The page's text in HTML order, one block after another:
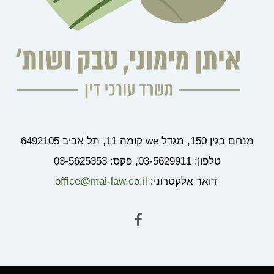
מנחם בגין 150, מגדל we קומה 11, תל אביב 6492105
טלפון: 03-5629911, פקס: 03-5625353
דואר אלקטרוני: office@mai-law.co.il